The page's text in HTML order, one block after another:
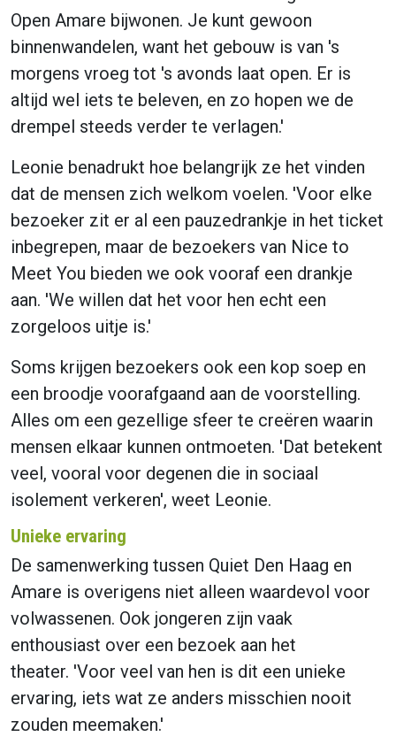
Open Amare bijwonen. Je kunt gewoon
binnenwandelen, want het gebouw is van 's
morgens vroeg tot 's avonds laat open. Er is
altijd wel iets te beleven, en zo hopen we de
drempel steeds verder te verlagen.'
Leonie benadrukt hoe belangrijk ze het vinden
dat de mensen zich welkom voelen. 'Voor elke
bezoeker zit er al een pauzedrankje in het ticket
inbegrepen, maar de bezoekers van Nice to
Meet You bieden we ook vooraf een drankje
aan. 'We willen dat het voor hen echt een
zorgeloos uitje is.'
Soms krijgen bezoekers ook een kop soep en
een broodje voorafgaand aan de voorstelling.
Alles om een gezellige sfeer te creëren waarin
mensen elkaar kunnen ontmoeten. 'Dat betekent
veel, vooral voor degenen die in sociaal
isolement verkeren', weet Leonie.
Unieke ervaring
De samenwerking tussen Quiet Den Haag en
Amare is overigens niet alleen waardevol voor
volwassenen. Ook jongeren zijn vaak
enthousiast over een bezoek aan het
theater. 'Voor veel van hen is dit een unieke
ervaring, iets wat ze anders misschien nooit
zouden meemaken.'